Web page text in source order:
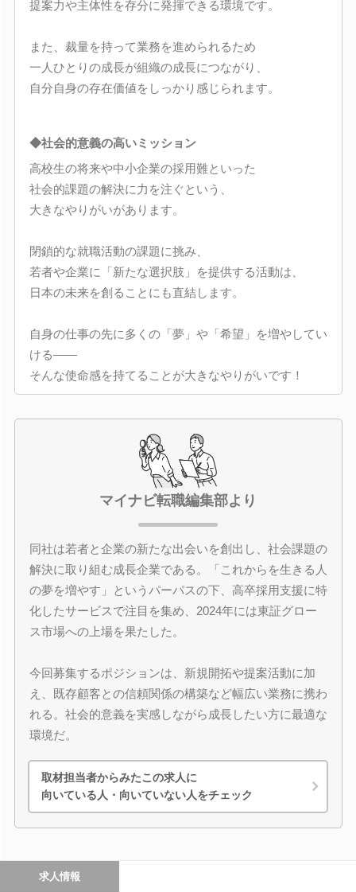
提案力や主体性を存分に発揮できる環境です。
また、裁量を持って業務を進められるため
一人ひとりの成長が組織の成長につながり、
自分自身の存在価値をしっかり感じられます。
◆社会的意義の高いミッション
高校生の将来や中小企業の採用難といった
社会的課題の解決に力を注ぐという、
大きなやりがいがあります。
閉鎖的な就職活動の課題に挑み、
若者や企業に「新たな選択肢」を提供する活動は、
日本の未来を創ることにも直結します。
自身の仕事の先に多くの「夢」や「希望」を増やしてい
ける――
そんな使命感を持てることが大きなやりがいです！
マイナビ転職編集部より
同社は若者と企業の新たな出会いを創出し、社会課題の
解決に取り組む成長企業である。「これからを生きる人
の夢を増やす」というパーパスの下、高卒採用支援に特
化したサービスで注目を集め、2024年には東証グロー
ス市場への上場を果たした。
今回募集するポジションは、新規開拓や提案活動に加
え、既存顧客との信頼関係の構築など幅広い業務に携わ
れる。社会的意義を実感しながら成長したい方に最適な
環境だ。
取材担当者からみたこの求人に
向いている人・向いていない人をチェック
求人情報